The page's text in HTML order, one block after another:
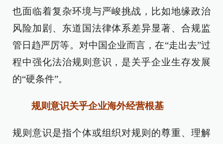
也面临着复杂环境与严峻挑战，比如地缘政治
风险加剧、东道国法律体系差异显著、合规监
管日趋严厉等。对中国企业而言，在“走出去”过
程中强化法治规则意识，是关乎企业生存发展
的“硬条件”。
规则意识关乎企业海外经营根基
规则意识是指个体或组织对规则的尊重、理解